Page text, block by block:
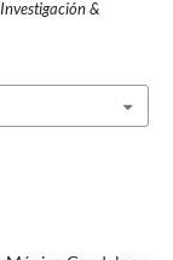
Investigación &